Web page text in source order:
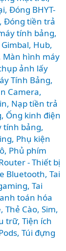
, Đóng BHYT-
, Đóng tiền trả
tính bảng,
Gimbal, Hub,
Màn hình máy
ảnh lấy
Tính Bảng,
Camera,
, Nạp tiền trả
, Ống kinh điện
tính bảng,
, Phụ kiện
, Phủ phím
- Thiết bị
Bluetooth, Tai
, Tai
toán hóa
, Thẻ Cào, Sim,
trữ, Tiện ích
, Túi đựng